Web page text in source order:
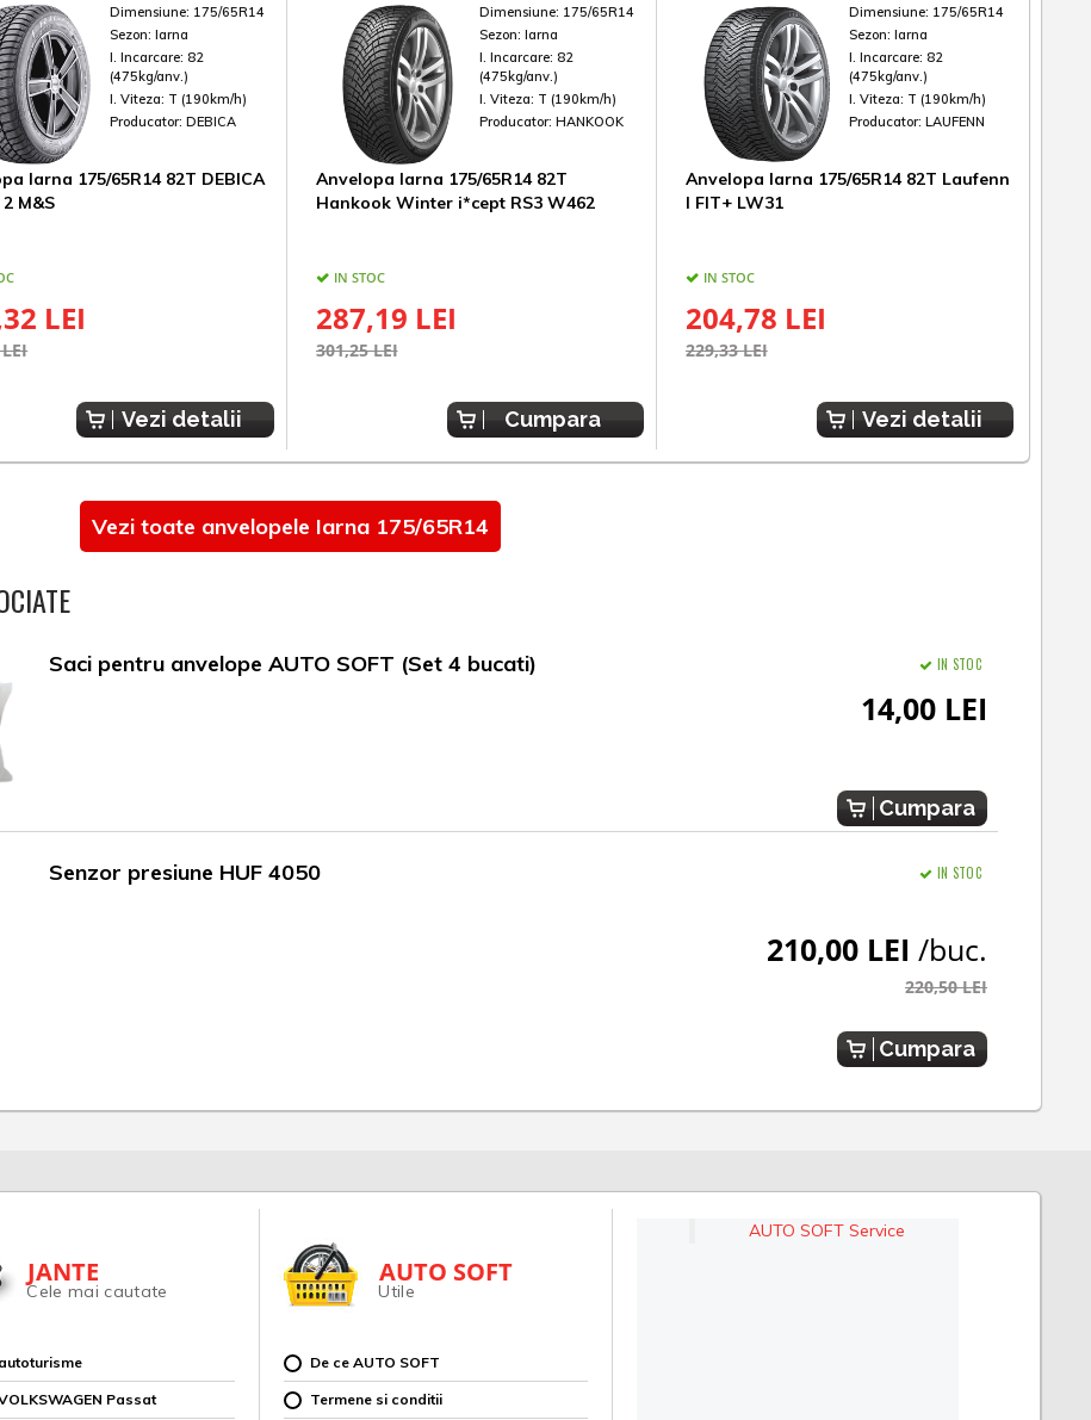
Dimensiune: 175/65R14
Sezon: Iarna
I. Incarcare: 82
(475kg/anv.)
I. Viteza: T (190km/h)
Producator: DEBICA
Iarna 175/65R14 82T DEBICA
M&S
LEI
Vezi detalii
Dimensiune: 175/65R14
Sezon:Iarna
I. Incarcare: 82
(475kg/anv.)
I. Viteza: T (190km/h)
Producator:HANKOOK
Anvelopa Iarna 175/65R14 82T
Hankook Winter i*cept RS3 W462
IN STOC
287,19 LEI
301,25 LEI
Cumpara
Dimensiune: 175/65R14
Sezon:Iarna
I. Incarcare: 82
(475kg/anv.)
I. Viteza: T (190km/h)
Producator:LAUFENN
Anvelopa Iarna 175/65R14 82T Laufenn
I FIT+ LW31
IN STOC
204,78 LEI
229,33 LEI
Vezi detalii
Vezi toate anvelopele Iarna 175/65R14
Saci pentru anvelope AUTO SOFT (Set 4 bucati) IN STOC
14,00 LEI
Cumpara
Senzor presiune HUF 4050 IN STOC
210,00 LEI /buc.
220,50 LEI
Cumpara
JANTE
Cele mai cautate
Passat
AUTO SOFT
Utile
De ce AUTO SOFT
Termene si conditii
AUTO SOFT Service